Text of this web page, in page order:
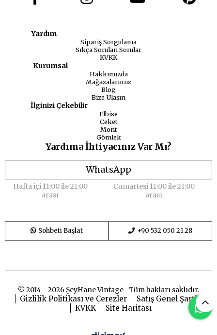
Yardım
Sipariş Sorgulama
Sıkça Sorulan Sorular
KVKK
Kurumsal
Hakkımızda
Mağazalarımız
Blog
Bize Ulaşın
İlginizi Çekebilir
Elbise
Ceket
Mont
Gömlek
Yardıma İhtiyacınız Var Mı?
WhatsApp
Hafta içi 11:00 ile 21:00
arası
Cumartesi 11:00 ile 21:00
arası
Sohbeti Başlat +90 532 050 21 28
© 2014 - 2026 ŞeyHane Vintage- Tüm hakları saklıdır.
Gizlilik Politikası ve Çerezler
Satış Genel Şartları
KVKK
Site Haritası